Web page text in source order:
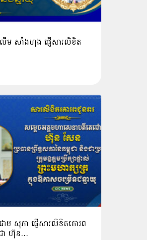
ម​ សាំង​ហុង​ ផ្ញើសារលិខិត
ម សុភា ផ្ញើសារលិខិតគោរព
ោ ហ៊ុន…